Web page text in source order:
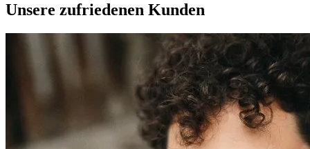
Unsere zufriedenen Kunden